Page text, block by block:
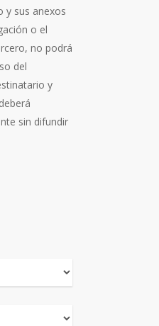
y sus anexos
o el
no podrá
del
y
sin difundir